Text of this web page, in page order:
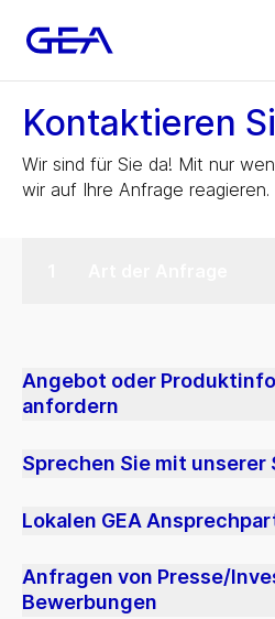
Kontaktieren
Wir sind für Sie da! Mit nur
wir auf Ihre Anfrage reagieren.
Angebot oder
anfordern
Sprechen Sie mit
Lokalen GEA
Anfragen von Presse/
Bewerbungen